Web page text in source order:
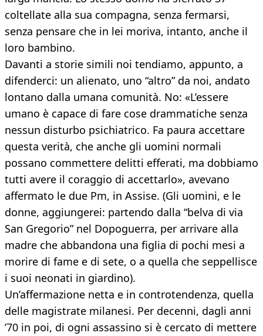
coltellate alla sua compagna, senza fermarsi,
senza pensare che in lei moriva, intanto, anche il
loro bambino.
Davanti a storie simili noi tendiamo, appunto, a
difenderci: un alienato, uno “altro” da noi, andato
lontano dalla umana comunità. No: «L’essere
umano è capace di fare cose drammatiche senza
nessun disturbo psichiatrico. Fa paura accettare
questa verità, che anche gli uomini normali
possano commettere delitti efferati, ma dobbiamo
tutti avere il coraggio di accettarlo», avevano
affermato le due Pm, in Assise. (Gli uomini, e le
donne, aggiungerei: partendo dalla “belva di via
San Gregorio” nel Dopoguerra, per arrivare alla
madre che abbandona una figlia di pochi mesi a
morire di fame e di sete, o a quella che seppellisce
i suoi neonati in giardino).
Un’affermazione netta e in controtendenza, quella
delle magistrate milanesi. Per decenni, dagli anni
’70 in poi, di ogni assassino si è cercato di mettere